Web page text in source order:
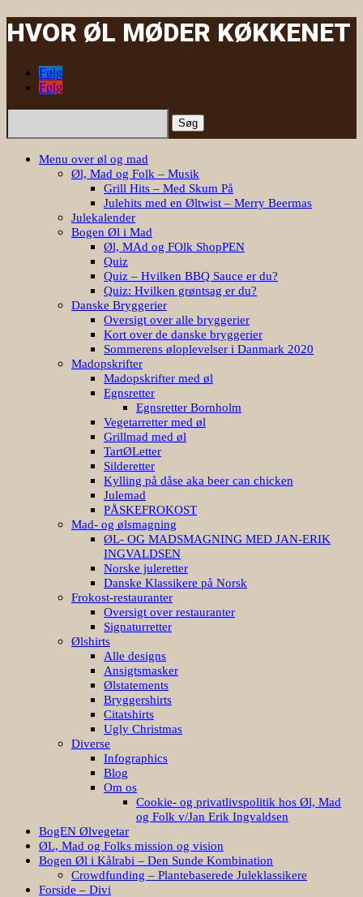
HVOR ØL MØDER KØKKENET
Følg
Følg
Søg
Menu over øl og mad
Øl, Mad og Folk – Musik
Grill Hits – Med Skum På
Julehits med en Øltwist – Merry Beermas
Julekalender
Bogen Øl i Mad
Øl, MAd og FOlk ShopPEN
Quiz
Quiz – Hvilken BBQ Sauce er du?
Quiz: Hvilken grøntsag er du?
Danske Bryggerier
Oversigt over alle bryggerier
Kort over de danske bryggerier
Sommerens øloplevelser i Danmark 2020
Madopskrifter
Madopskrifter med øl
Egnsretter
Egnsretter Bornholm
Vegetarretter med øl
Grillmad med øl
TartØLetter
Silderetter
Kylling på dåse aka beer can chicken
Julemad
PÅSKEFROKOST
Mad- og ølsmagning
ØL- OG MADSMAGNING MED JAN-ERIK
INGVALDSEN
Norske juleretter
Danske Klassikere på Norsk
Frokost-restauranter
Oversigt over restauranter
Signaturretter
Ølshirts
Alle designs
Ansigtsmasker
Ølstatements
Bryggershirts
Citatshirts
Ugly Christmas
Diverse
Infographics
Blog
Om os
Cookie- og privatlivspolitik hos Øl, Mad
og Folk v/Jan Erik Ingvaldsen
BogEN Ølvegetar
ØL, Mad og Folks mission og vision
Bogen Øl i Kålrabi – Den Sunde Kombination
Crowdfunding – Plantebaserede Juleklassikere
Forside – Divi